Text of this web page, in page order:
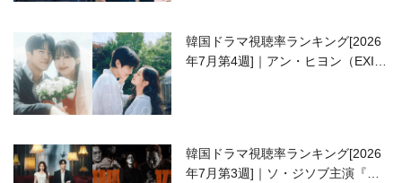
韓国ドラマ視聴率ランキング[2026
年7月第4週]｜アン・ヒヨン（EXID
韓国ドラマ視聴率ランキング[2026
年7月第3週]｜ソ・ジソブ主演『エ